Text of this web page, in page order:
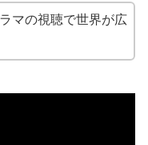
マの視聴で世界が広